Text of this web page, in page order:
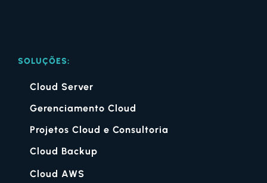
SOLUÇÕES:
Cloud Server
Gerenciamento Cloud
Projetos Cloud e Consultoria
Cloud Backup
Cloud AWS